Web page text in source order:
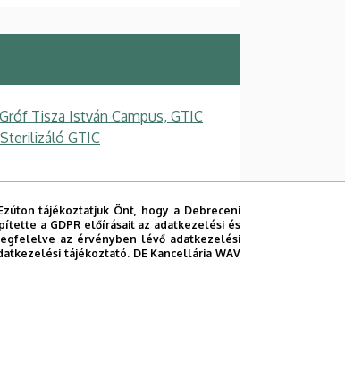
Tisza István Campus, GTIC
GTIC
tájékoztatjuk Önt, hogy a Debreceni
a GDPR előírásait az adatkezelési és
az érvényben lévő adatkezelési
tájékoztató. DE Kancellária WAV